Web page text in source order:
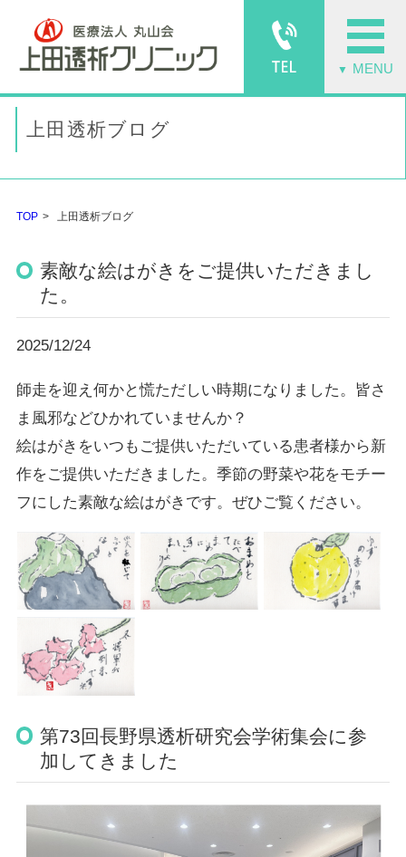
▼ MENU
上田透析ブログ
TOP 上田透析ブログ
素敵な絵はがきをご提供いただきまし
た。
2025/12/24
師走を迎え何かと慌ただしい時期になりました。皆さ
ま風邪などひかれていませんか？
絵はがきをいつもご提供いただいている患者様から新
作をご提供いただきました。季節の野菜や花をモチー
フにした素敵な絵はがきです。ぜひご覧ください。
第73回長野県透析研究会学術集会に参
加してきました